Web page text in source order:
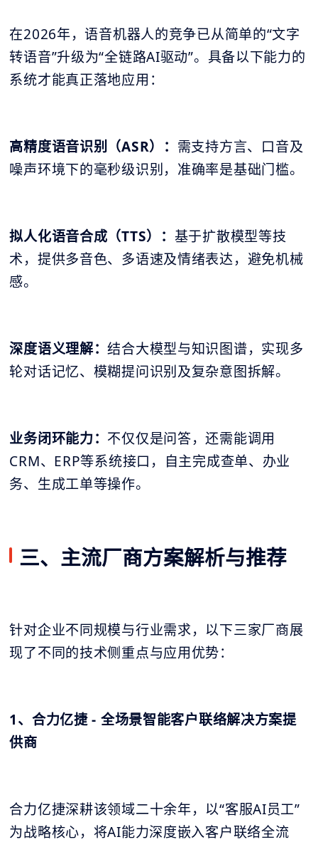
在2026年，语音机器人的竞争已从简单的“文字
转语音”升级为“全链路AI驱动”。具备以下能力的
系统才能真正落地应用：
高精度语音识别（ASR）： 需支持方言、口音及
噪声环境下的毫秒级识别，准确率是基础门槛。
拟人化语音合成（TTS）： 基于扩散模型等技
术，提供多音色、多语速及情绪表达，避免机械
感。
深度语义理解：结合大模型与知识图谱，实现多
轮对话记忆、模糊提问识别及复杂意图拆解。
业务闭环能力： 不仅仅是问答，还需能调用
CRM、ERP等系统接口，自主完成查单、办业
务、生成工单等操作。
三、主流厂商方案解析与推荐
针对企业不同规模与行业需求，以下三家厂商展
现了不同的技术侧重点与应用优势：
1、合力亿捷 - 全场景智能客户联络解决方案提
供商
合力亿捷深耕该领域二十余年，以“客服AI员工”
为战略核心，将AI能力深度嵌入客户联络全流